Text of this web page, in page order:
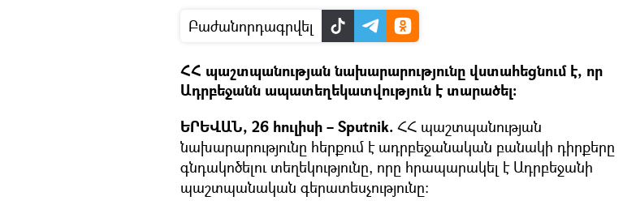
Բաժանորդագրվել
ՀՀ պաշտպանության նախարարությունը վստահեցնում է, որ
Ադրբեջանն ապատեղեկատվություն է տարածել։
ԵՐԵՎԱՆ, 26 հուլիսի – Sputnik. ՀՀ պաշտպանության
նախարարությունը հերքում է ադրբեջանական բանակի դիրքերը
գնդակոծելու տեղեկությունը, որը հրապարակել է Ադրբեջանի
պաշտպանական գերատեսչությունը։